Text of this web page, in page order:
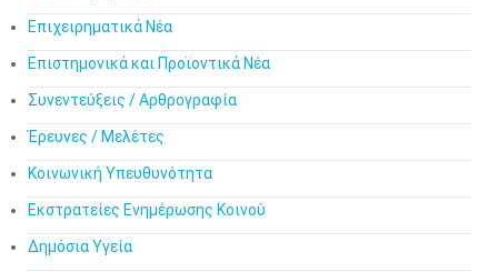
Επιχειρηματικά Νέα
Επιστημονικά και Προϊοντικά Νέα
Συνεντεύξεις / Αρθρογραφία
Έρευνες / Μελέτες
Κοινωνική Υπευθυνότητα
Εκστρατείες Ενημέρωσης Κοινού
Δημόσια Υγεία